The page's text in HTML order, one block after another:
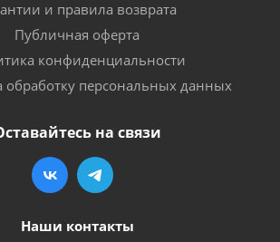
и правила возврата
Публичная оферта
конфиденциальности
обработку персональных данных
на связи
Наши контакты